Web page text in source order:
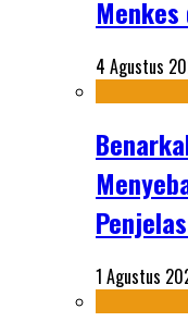
Menkes
4 Agustus
1 Agustus